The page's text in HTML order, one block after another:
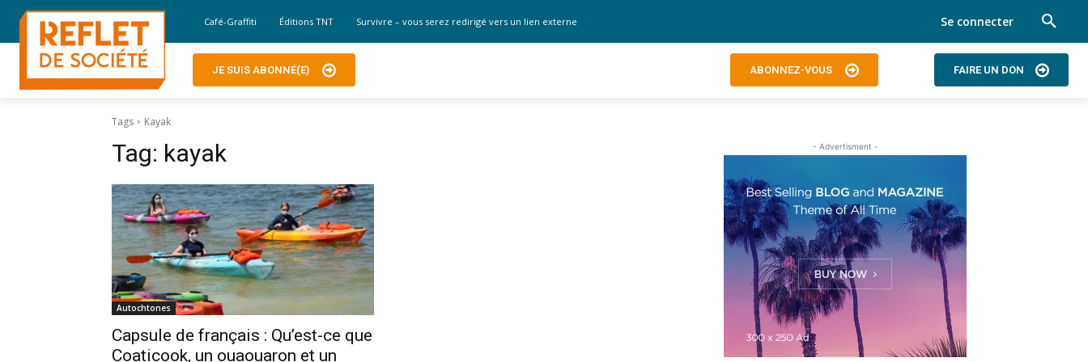
Café-Graffiti Éditions TNT Survivre – vous serez redirigé vers un lien externe Se connecter
JE SUIS ABONNÉ(E) ABONNEZ-VOUS FAIRE UN DON
Tags Kayak
Tag: kayak
Autochtones
Capsule de français : Qu’est-ce que
Coaticook, un ouaouaron et un
- Advertisment -